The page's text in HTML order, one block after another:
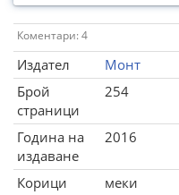
Коментари: 4
Издател
Монт
Брой
страници
254
Година на
издаване
2016
Корици
меки